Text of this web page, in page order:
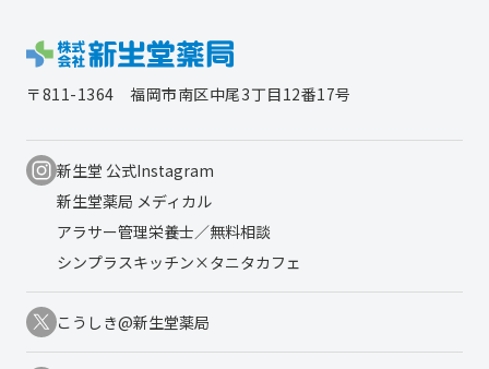
〒811-1364 福岡市南区中尾3丁目12番17号
新生堂 公式Instagram
新生堂薬局 メディカル
アラサー管理栄養士／無料相談
シンプラスキッチン×タニタカフェ
こうしき@新生堂薬局